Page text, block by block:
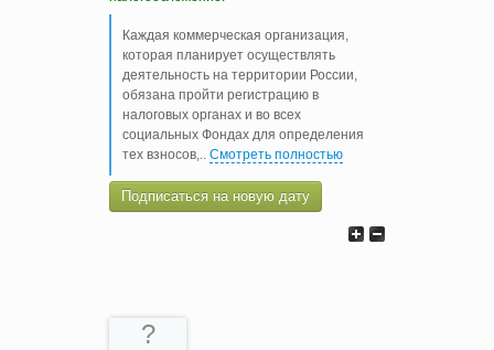
Каждая коммерческая организация,
которая планирует осуществлять
деятельность на территории России,
обязана пройти регистрацию в
налоговых органах и во всех
социальных Фондах для определения
тех взносов,.. Смотреть полностью
Подписаться на новую дату
?